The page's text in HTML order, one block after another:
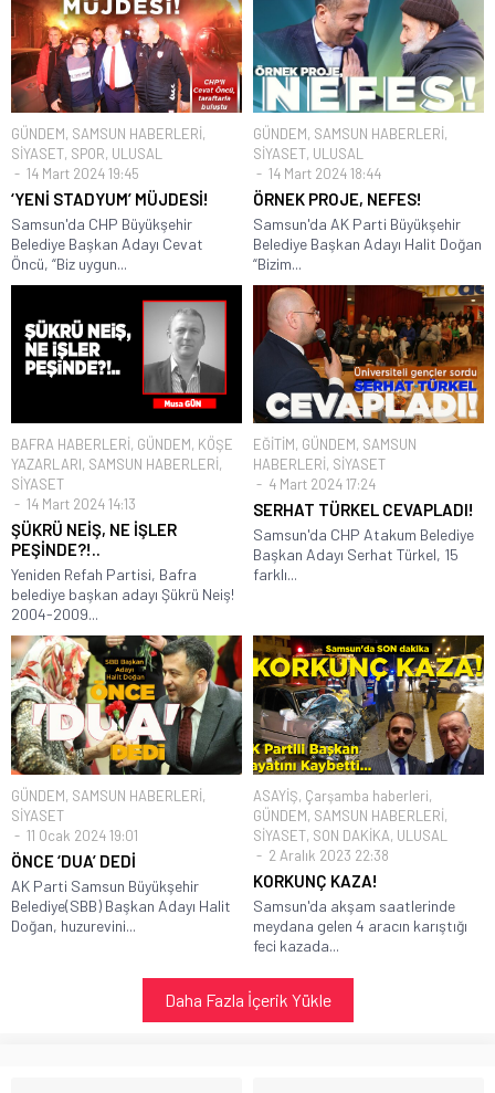
GÜNDEM, SAMSUN HABERLERİ,
SİYASET, SPOR, ULUSAL
14 Mart 2024 19:45
‘YENİ STADYUM’ MÜJDESİ!
Samsun'da CHP Büyükşehir
Belediye Başkan Adayı Cevat
Öncü, “Biz uygun...
GÜNDEM, SAMSUN HABERLERİ,
SİYASET, ULUSAL
14 Mart 2024 18:44
ÖRNEK PROJE, NEFES!
Samsun'da AK Parti Büyükşehir
Belediye Başkan Adayı Halit Doğan
“Bizim...
BAFRA HABERLERİ, GÜNDEM, KÖŞE
YAZARLARI, SAMSUN HABERLERİ,
SİYASET
14 Mart 2024 14:13
ŞÜKRÜ NEİŞ, NE İŞLER
PEŞİNDE?!..
Yeniden Refah Partisi, Bafra
belediye başkan adayı Şükrü Neiş!
2004-2009...
EĞİTİM, GÜNDEM, SAMSUN
HABERLERİ, SİYASET
4 Mart 2024 17:24
SERHAT TÜRKEL CEVAPLADI!
Samsun'da CHP Atakum Belediye
Başkan Adayı Serhat Türkel, 15
farklı...
GÜNDEM, SAMSUN HABERLERİ,
SİYASET
11 Ocak 2024 19:01
ÖNCE ‘DUA’ DEDİ
AK Parti Samsun Büyükşehir
Belediye(SBB) Başkan Adayı Halit
Doğan, huzurevini...
ASAYİŞ, Çarşamba haberleri,
GÜNDEM, SAMSUN HABERLERİ,
SİYASET, SON DAKİKA, ULUSAL
2 Aralık 2023 22:38
KORKUNÇ KAZA!
Samsun'da akşam saatlerinde
meydana gelen 4 aracın karıştığı
feci kazada...
Daha Fazla İçerik Yükle